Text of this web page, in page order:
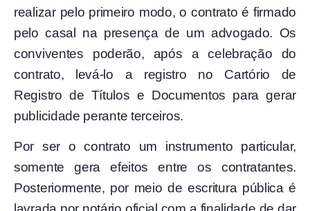
realizar pelo primeiro modo, o contrato é firmado
pelo casal na presença de um advogado. Os
conviventes poderão, após a celebração do
contrato, levá-lo a registro no Cartório de
Registro de Títulos e Documentos para gerar
publicidade perante terceiros.
Por ser o contrato um instrumento particular,
somente gera efeitos entre os contratantes.
Posteriormente, por meio de escritura pública é